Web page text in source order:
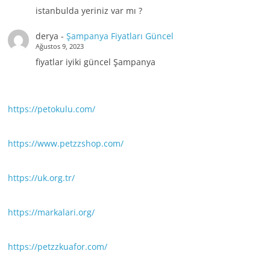
istanbulda yeriniz var mı ?
derya - Şampanya Fiyatları Güncel
Ağustos 9, 2023
fiyatlar iyiki güncel Şampanya
https://petokulu.com/
https://www.petzzshop.com/
https://uk.org.tr/
https://markalari.org/
https://petzzkuafor.com/